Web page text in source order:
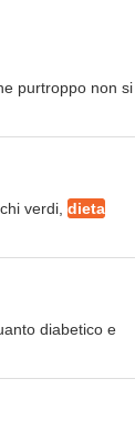
purtroppo non si
verdi, dieta
diabetico e